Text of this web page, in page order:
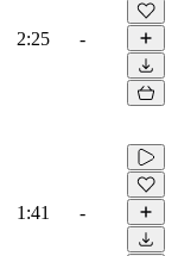
2:25 -
1:41 -